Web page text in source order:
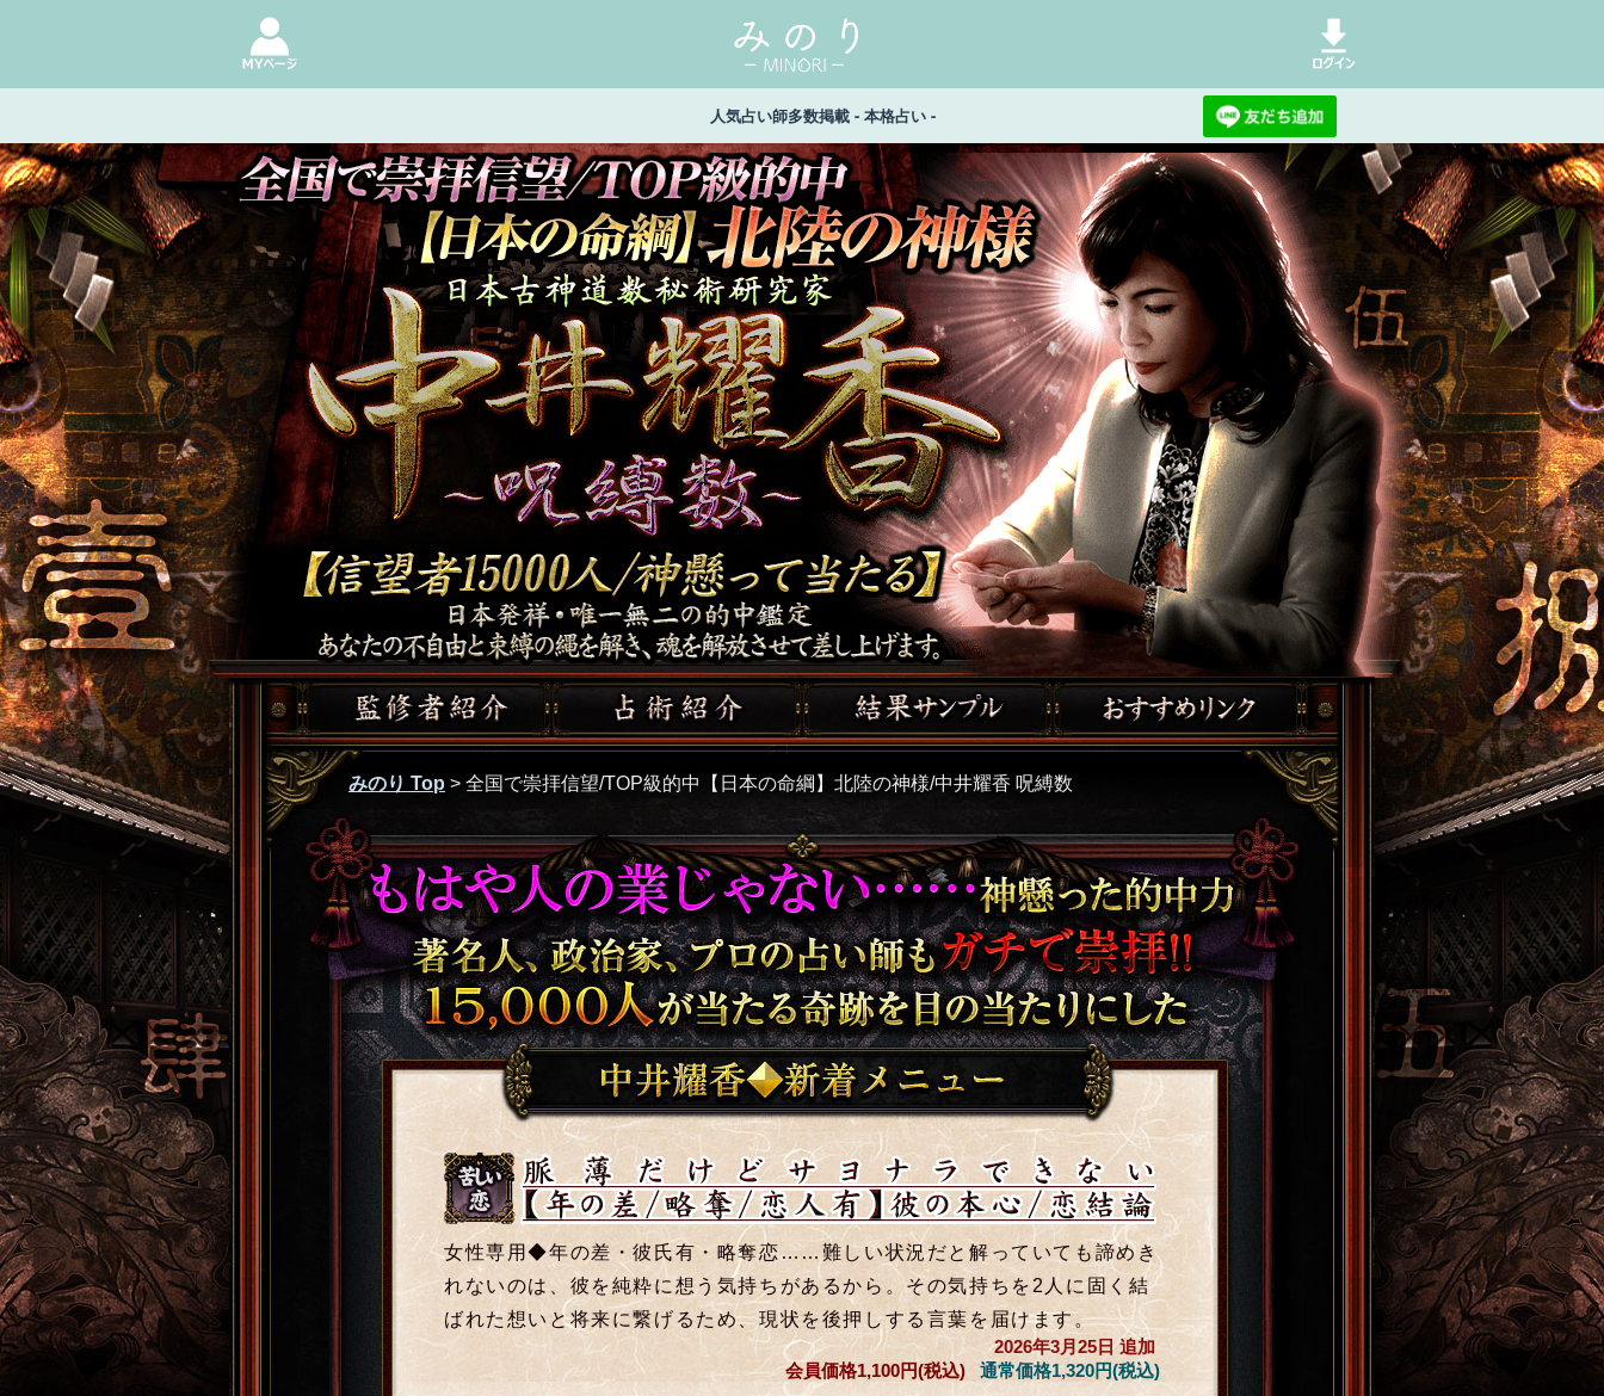
人気占い師多数掲載 - 本格占い -
みのり Top > 全国で崇拝信望/TOP級的中【日本の命綱】北陸の神様/中井耀香 呪縛数
もはや人の業じゃない……神懸った的中力 著名人、政治家、プロの占い師も
ガチで崇拝!! 15,000人が当たる奇跡を目の当たりにした 中井耀香◆新着メ
ニュー
苦しい
恋
女性専用◆年の差・彼氏有・略奪恋……難しい状況だと解っていても諦めき
れないのは、彼を純粋に想う気持ちがあるから。その気持ちを2人に固く結
ばれた想いと将来に繋げるため、現状を後押しする言葉を届けます。
2026年3月25日 追加
会員価格1,100円(税込) 通常価格1,320円(税込)